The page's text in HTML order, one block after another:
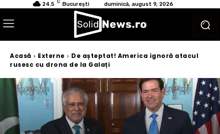
24.5 C București duminică, august 9, 2026
Acasă Externe
De așteptat! America ignoră atacul
rusesc cu drona de la Galați